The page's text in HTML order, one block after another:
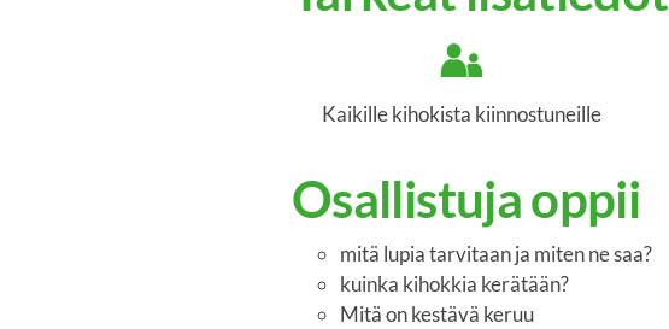
Kaikille kihokista kiinnostuneille
Osallistuja oppii
mitä lupia tarvitaan ja miten ne saa?
kuinka kihokkia kerätään?
Mitä on kestävä keruu